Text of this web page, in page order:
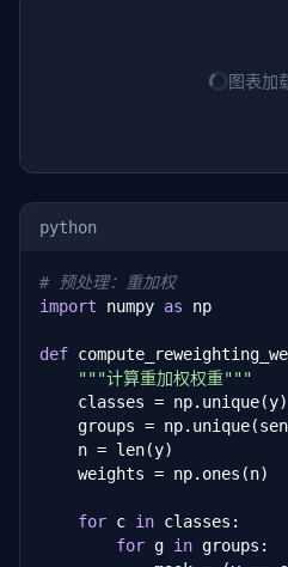
图表加
python
# 预处理：重加权
import numpy as np
def
"""计算重加权权重"""
    classes = np.unique(y)
groups =
    n = len(y)
    weights = np.ones(n)
for c in classes:
for g in groups: